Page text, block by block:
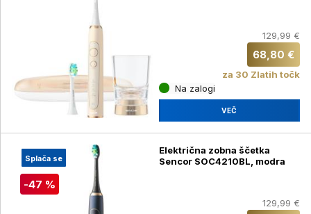
129,99 €
68,80 €
za 30 Zlatih točk
Na zalogi
VEČ
Splača se
-47 %
Električna zobna ščetka
Sencor SOC4210BL, modra
129,99 €